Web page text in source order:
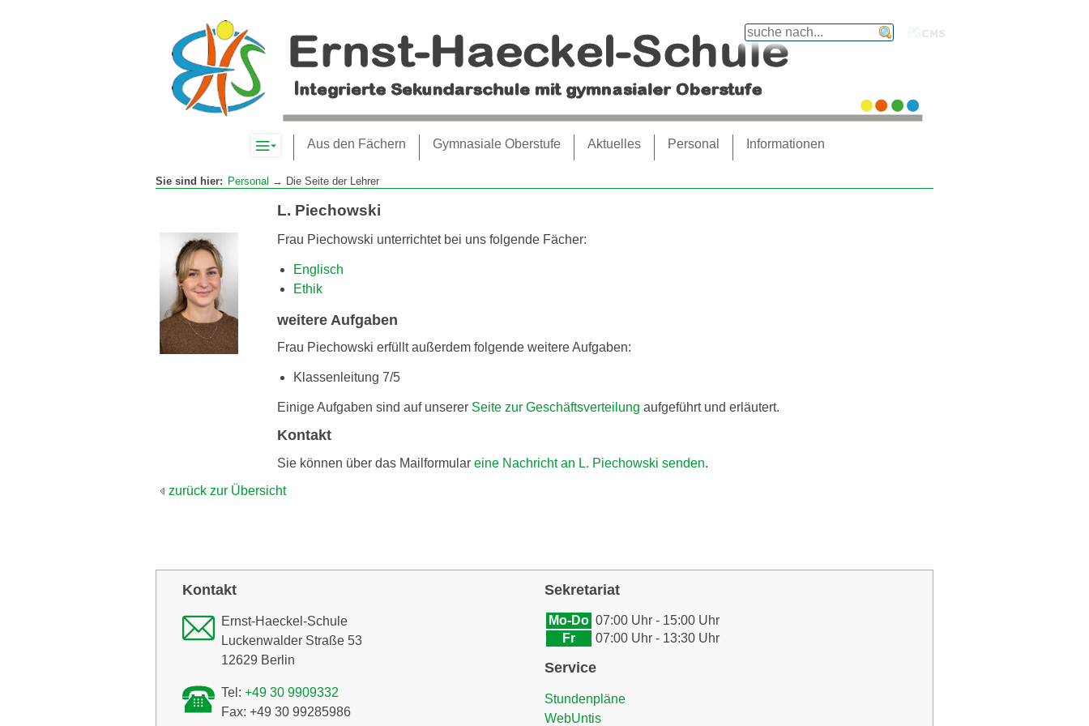
Sie sind hier: Personal → Die Seite der Lehrer
L. Piechowski
Frau Piechowski unterrichtet bei uns folgende Fächer:
Englisch
Ethik
weitere Aufgaben
Frau Piechowski erfüllt außerdem folgende weitere Aufgaben:
Klassenleitung 7/5
Einige Aufgaben sind auf unserer Seite zur Geschäftsverteilung aufgeführt und erläutert.
Kontakt
Sie können über das Mailformular eine Nachricht an L. Piechowski senden.
zurück zur Übersicht
Komplett-Aus den Fächern Gymnasiale Oberstufe Aktuelles Personal Informationen
finden
Kontakt
Ernst-Haeckel-Schule
Luckenwalder Straße 53
12629 Berlin
Tel: +49 30 9909332
Fax: +49 30 99285986
Sekretariat
Mo-Do 07:00 Uhr - 15:00 Uhr
Fr
07:00 Uhr - 13:30 Uhr
Service
Stundenpläne
WebUntis